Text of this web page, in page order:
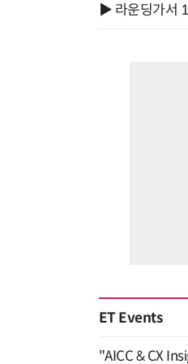
▶ 라운딩가서
ET Events
"AICC & CX